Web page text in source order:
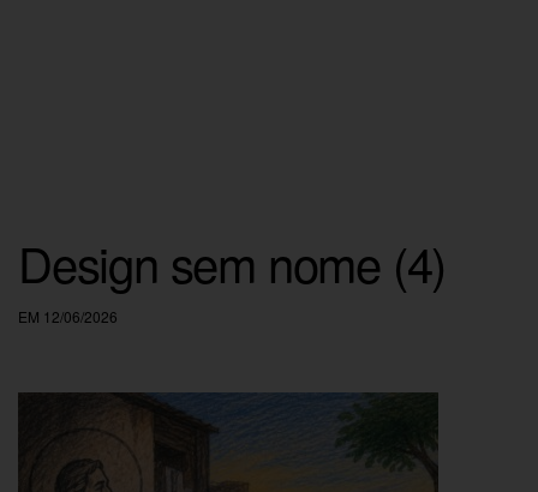
Design sem nome (4)
EM 12/06/2026